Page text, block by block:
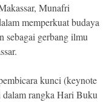
Munafri
memperkuat budaya
sebagai gerbang ilmu
kunci (keynote
dalam rangka Hari Buku